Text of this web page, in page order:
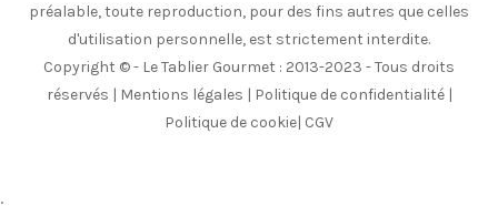
préalable, toute reproduction, pour des fins autres que celles
d'utilisation personnelle, est strictement interdite.
Copyright © - Le Tablier Gourmet : 2013-2023 - Tous droits
réservés | Mentions légales | Politique de confidentialité|
Politique de cookie| CGV